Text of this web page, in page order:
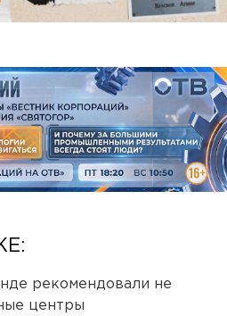
рекомендовали не
центры